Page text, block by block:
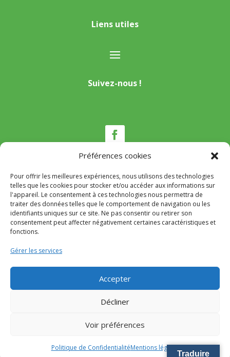
Préférences cookies
Pour offrir les meilleures expériences, nous utilisons des technologies
telles que les cookies pour stocker et/ou accéder aux informations sur
l'appareil. Le consentement à ces technologies nous permettra de
traiter des données telles que le comportement de navigation ou les
identifiants uniques sur ce site. Ne pas consentir ou retirer son
consentement peut affecter négativement certaines caractéristiques et
fonctions.
Gérer les services
Accepter
Décliner
Voir préférences
Politique de ConfidentialitéMentions légales
Liens utiles
Suivez-nous !
Nous contacter
Tél : 04 95 22 80 53
Mail: mairie@appietto.corsica
Adresse :164 strada Lt Toussaint Gozzi 20167
© 2024 Mairie d’Appietto – RéalisationSITEC –
–Politique de confidentialité
Traduire